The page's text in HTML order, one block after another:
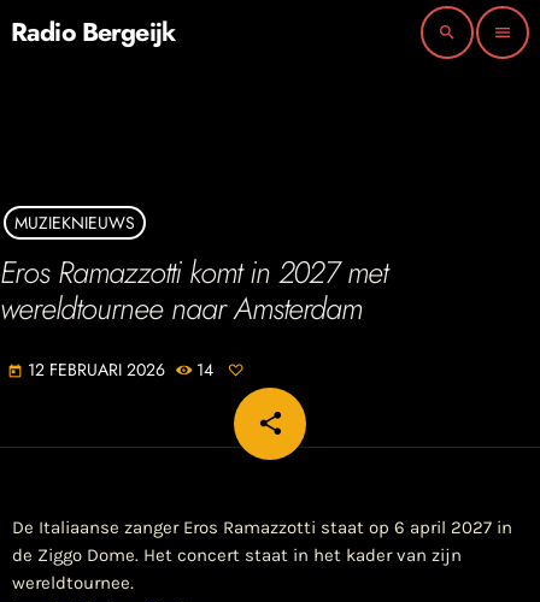
Radio Bergeijk search menu
MUZIEKNIEUWS
Eros Ramazzotti komt in 2027 met
wereldtournee naar Amsterdam
today 12 FEBRUARI 2026 14
share
email
De Italiaanse zanger Eros Ramazzotti staat op 6 april 2027 in
de Ziggo Dome. Het concert staat in het kader van zijn
wereldtournee.